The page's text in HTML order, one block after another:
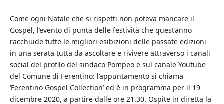
Come ogni Natale che si rispetti non poteva mancare il
Gospel, l’evento di punta delle festività che quest’anno
racchiude tutte le migliori esibizioni delle passate edizioni
in una serata tutta da ascoltare e rivivere attraverso i canali
social del profilo del sindaco Pompeo e sul canale Youtube
del Comune di Ferentino: l’appuntamento si chiama
‘Ferentino Gospel Collection’ ed è in programma per il 19
dicembre 2020, a partire dalle ore 21.30. Ospite in diretta la